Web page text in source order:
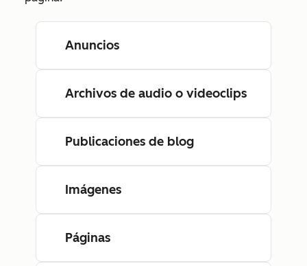
Anuncios
Archivos de audio o videoclips
Publicaciones de blog
Imágenes
Páginas